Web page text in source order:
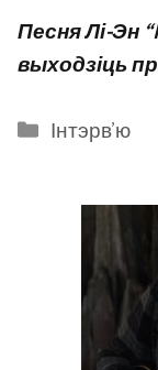
Песня Лі-Эн
выходзіць
Categories
Інтэрв'ю